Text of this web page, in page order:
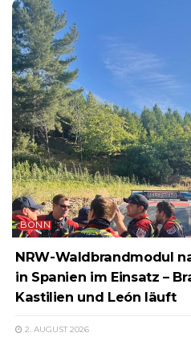
BONN
NRW-Waldbrandmodul
in Spanien im Einsatz –
Kastilien und León läuft
2. AUGUST 2026